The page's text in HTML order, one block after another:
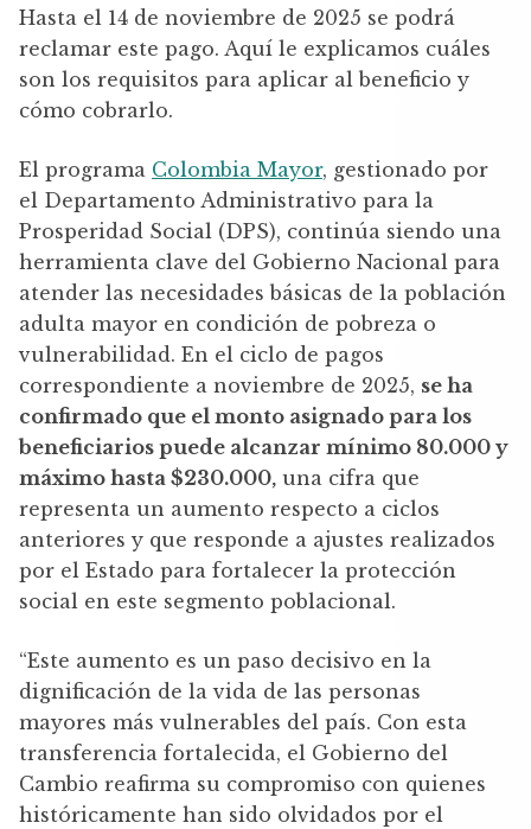
Hasta el 14 de noviembre de 2025 se podrá
reclamar este pago. Aquí le explicamos cuáles
son los requisitos para aplicar al beneficio y
cómo cobrarlo.
El programa Colombia Mayor, gestionado por
el Departamento Administrativo para la
Prosperidad Social (DPS), continúa siendo una
herramienta clave del Gobierno Nacional para
atender las necesidades básicas de la población
adulta mayor en condición de pobreza o
vulnerabilidad. En el ciclo de pagos
correspondiente a noviembre de 2025, se ha
confirmado que el monto asignado para los
beneficiarios puede alcanzar mínimo 80.000 y
máximo hasta $230.000, una cifra que
representa un aumento respecto a ciclos
anteriores y que responde a ajustes realizados
por el Estado para fortalecer la protección
social en este segmento poblacional.
“Este aumento es un paso decisivo en la
dignificación de la vida de las personas
mayores más vulnerables del país. Con esta
transferencia fortalecida, el Gobierno del
Cambio reafirma su compromiso con quienes
históricamente han sido olvidados por el